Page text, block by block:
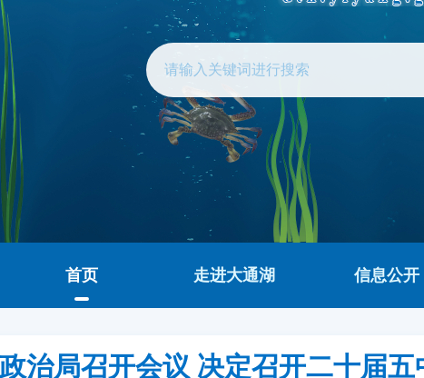
首页 走进大通湖 信息公开
治局召开会议 决定召开二十届